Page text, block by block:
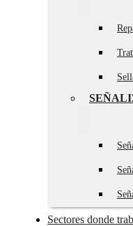
Sectores donde